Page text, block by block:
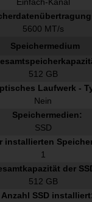
5600 MT/s
Speichermedium
512 GB
Laufwerk -
Nein
Speichermedien:
SSD
installierten
1
der
512 GB
Anzahl SSD installiert: